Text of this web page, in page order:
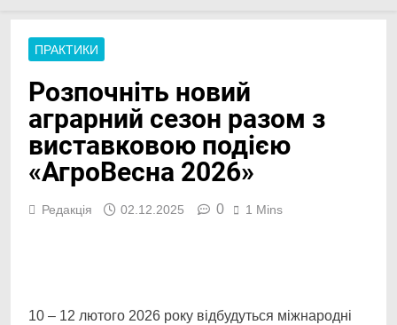
ПРАКТИКИ
Розпочніть новий
аграрний сезон разом з
виставковою подією
«АгроВесна 2026»
Редакція 02.12.2025 0 1 Mins
Link
10 – 12 лютого 2026 року відбудуться міжнародні